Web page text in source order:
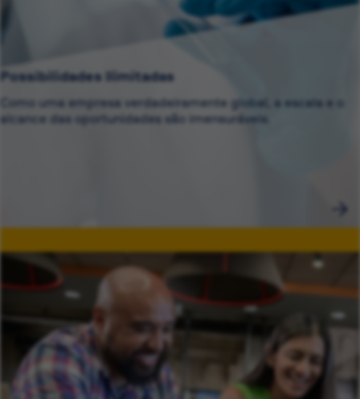
Possibilidades Ilimitadas
Como uma empresa verdadeiramente global, a escala e o
alcance das oportunidades são imensuráveis.